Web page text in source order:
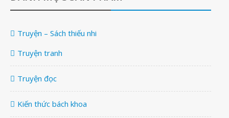
Truyện – Sách thiếu nhi
Truyện tranh
Truyện đọc
Kiến thức bách khoa